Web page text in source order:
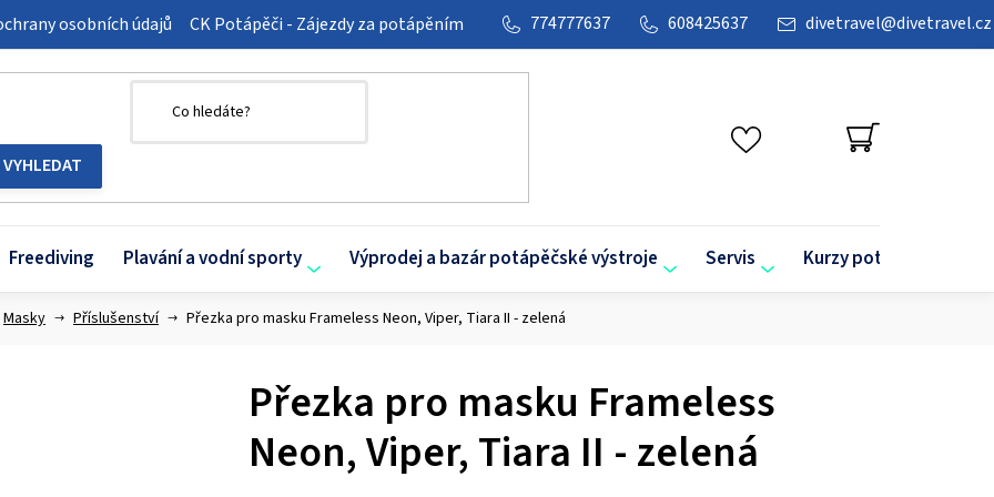
osobních údajů CK Potápěči - Zájezdy za potápěním divetravel@divetravel.cz
608425637
774777637
NÁKUPNÍ
KOŠÍK
Freediving Plavání a vodní sporty Výprodej a bazár potápěčské výstroje Servis Kurzy potápění
Masky Příslušenství Přezka pro masku Frameless Neon, Viper, Tiara II - zelená
Přezka pro masku Frameless
Neon, Viper, Tiara II - zelená